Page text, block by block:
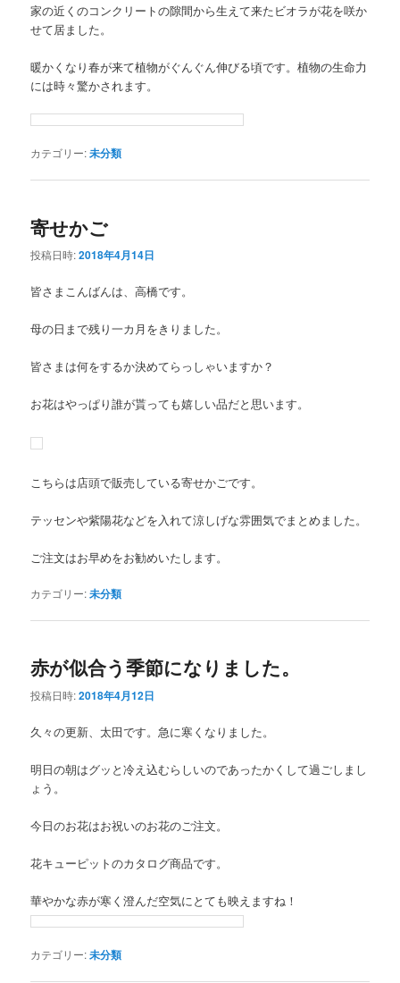
家の近くのコンクリートの隙間から生えて来たビオラが花を咲か
せて居ました。
暖かくなり春が来て植物がぐんぐん伸びる頃です。植物の生命力
には時々驚かされます。
カテゴリー:未分類
寄せかご
投稿日時:2018年4月14日
皆さまこんばんは、高橋です。
母の日まで残り一カ月をきりました。
皆さまは何をするか決めてらっしゃいますか？
お花はやっぱり誰が貰っても嬉しい品だと思います。
こちらは店頭で販売している寄せかごです。
テッセンや紫陽花などを入れて涼しげな雰囲気でまとめました。
ご注文はお早めをお勧めいたします。
カテゴリー:未分類
赤が似合う季節になりました。
投稿日時:2018年4月12日
久々の更新、太田です。急に寒くなりました。
明日の朝はグッと冷え込むらしいのであったかくして過ごしまし
ょう。
今日のお花はお祝いのお花のご注文。
花キューピットのカタログ商品です。
華やかな赤が寒く澄んだ空気にとても映えますね！
カテゴリー:未分類